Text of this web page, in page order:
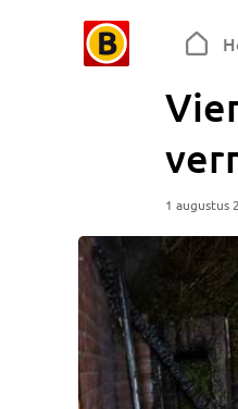
1 augustus